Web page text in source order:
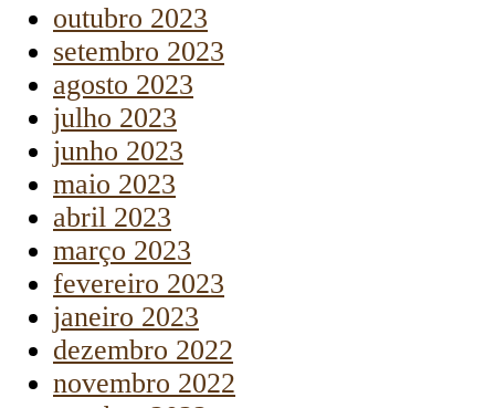
outubro 2023
setembro 2023
agosto 2023
julho 2023
junho 2023
maio 2023
abril 2023
março 2023
fevereiro 2023
janeiro 2023
dezembro 2022
novembro 2022